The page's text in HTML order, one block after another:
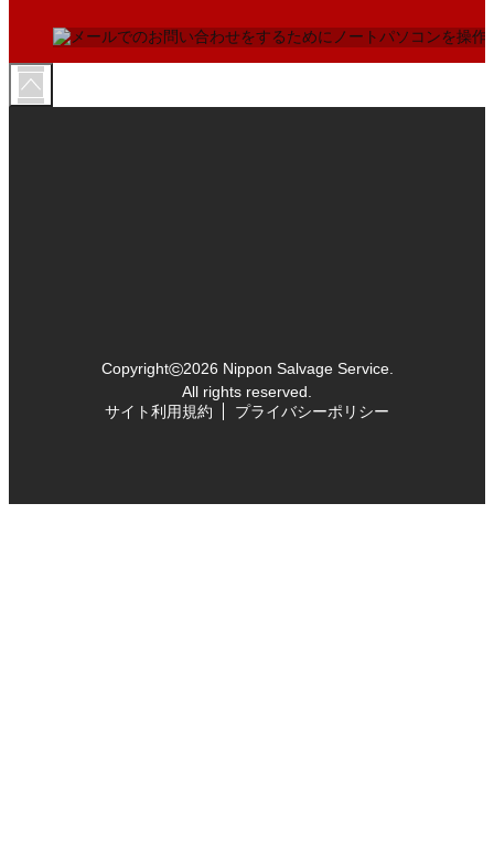
Copyright©2026 Nippon Salvage Service.
All rights reserved.
サイト利用規約
プライバシーポリシー